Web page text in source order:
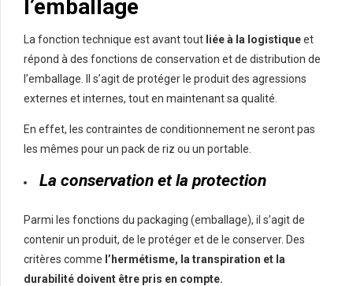
l’emballage
La fonction technique est avant tout liée à la logistiqueet
répond à des fonctions de conservation et de distribution de
l’emballage. Il s’agit de protéger le produit des agressions
externes et internes, tout en maintenant sa qualité.
En effet, les contraintes de conditionnement ne seront pas
les mêmes pour un pack de riz ou un portable.
La conservation et la protection
Parmi les fonctions du packaging (emballage), il s’agit de
contenir un produit, de le protéger et de le conserver. Des
critères comme l’hermétisme, la transpiration et la
durabilité doivent être pris en compte.